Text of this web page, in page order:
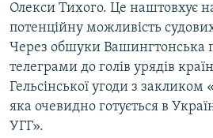
Олекси Тихого. Це наштовхує
потенційну можливість
Через обшуки Вашингтонська
телеграми до голів урядів
Гельсінської угоди з закликом
яка очевидно готується в
УГГ».